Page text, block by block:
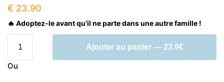
€ 23.90
🔥 Adoptez-le avant qu’il ne parte dans une autre famille !
Labubu
Ajouter au panier — 23.9€
Ou